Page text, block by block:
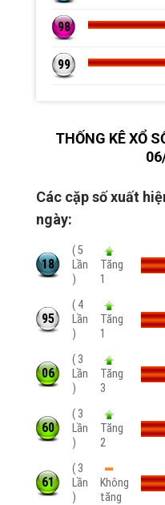
98
99
THỐNG KÊ XỔ
Các cặp số xuất
ngày:
18
( 5
Lần
)
Tăng
1
95
( 4
Lần
)
Tăng
1
06
( 3
Lần
)
Tăng
3
60
( 3
Lần
)
Tăng
2
61
( 3
Lần
)
Không
tăng